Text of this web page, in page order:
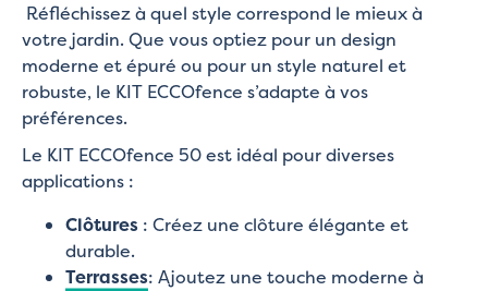
Réfléchissez à quel style correspond le mieux à
votre jardin. Que vous optiez pour un design
moderne et épuré ou pour un style naturel et
robuste, le KIT ECCOfence s’adapte à vos
préférences.
Le KIT ECCOfence 50 est idéal pour diverses
applications :
Clôtures : Créez une clôture élégante et
durable.
Terrasses: Ajoutez une touche moderne à